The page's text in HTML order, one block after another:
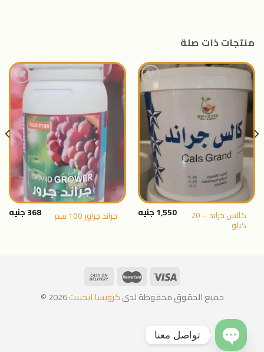
منتجات ذات صلة
اضافة
الى
المنتجات
المفضلة
كالس جراند – 20
كيلو
1,550جنيه
اضافة
الى
المنتجات
المفضلة
جراند جراور 100 سم 368جنيه
جميع الحقوق محفوظة لدىكروبسا ايجيبت2026 ©
تواصل معنا